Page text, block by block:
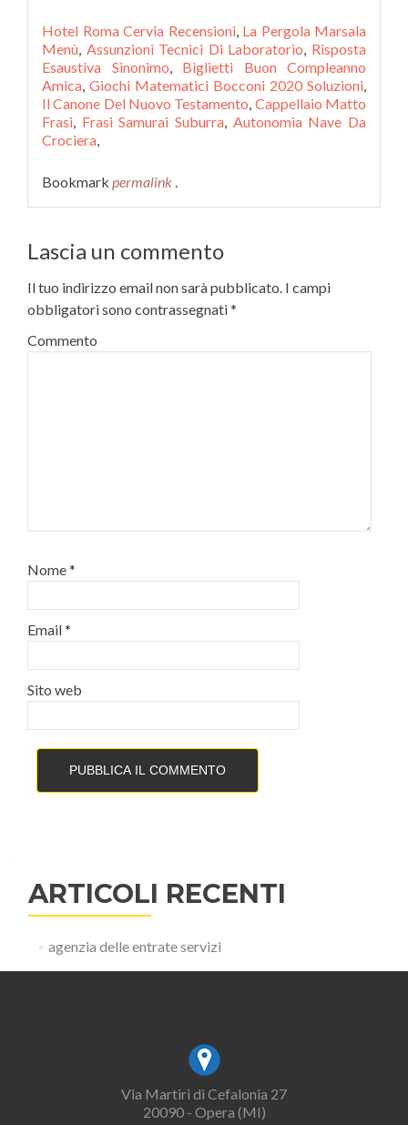
Hotel Roma Cervia Recensioni, La Pergola Marsala
Menù, Assunzioni Tecnici Di Laboratorio, Risposta
Esaustiva Sinonimo, Biglietti Buon Compleanno
Amica, Giochi Matematici Bocconi 2020 Soluzioni,
Il Canone Del Nuovo Testamento, Cappellaio Matto
Frasi, Frasi Samurai Suburra, Autonomia Nave Da
Crociera,
Bookmark permalink .
Lascia un commento
Il tuo indirizzo email non sarà pubblicato. I campi
obbligatori sono contrassegnati*
Commento
Nome*
Email*
Sito web
ARTICOLI RECENTI
agenzia delle entrate servizi
Via Martiri di Cefalonia 27
20090 - Opera (MI)